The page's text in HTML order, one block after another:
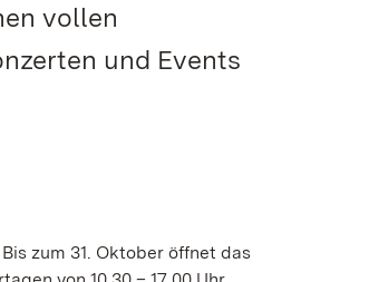
vollen
und Events
zum 31. Oktober öffnet das